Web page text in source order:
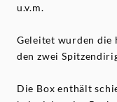
u.v.m.
Geleitet wurden die
den zwei
Die Box enthält